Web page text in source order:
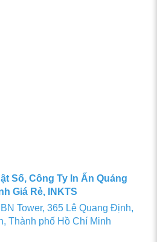
Số, Công Ty In Ấn Quảng
Giá Rẻ, INKTS
Tower, 365 Lê Quang Định,
Thành phố Hồ Chí Minh